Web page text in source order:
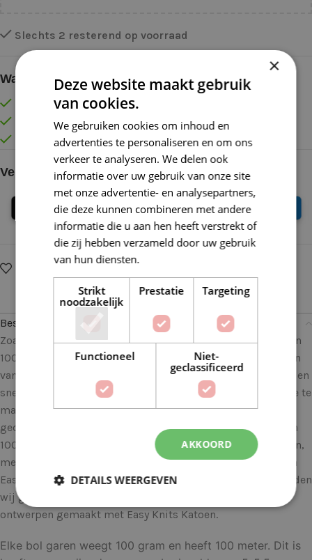
Slechts 2 resterend op voorraad
Waarom kopen bij de Wolkast?
Lage verzendkosten vanaf € 4,99 binnen NL
Gratis verzonden vanaf €55,-
Vóór 16:30 besteld = Zelfde (werk)dag verzonden
Veilig online betalen
Beschrijving
Zoals de naam al verklapt, is Easy Knit Cotton een garen van
100% katoen met een XL-dikte. Het is geschikt voor naalden
van 5-5,5-mm. Dit is perfect om gemakkelijk, comfortabel en
snel jouw kledingstukken voor tussen de seizoenen in mee te
maken. Een garen van de beste kwaliteit, in een dubbel
gedraaide meerlagige structuur, verkrijgbaar in bollen van
100 gram. Brei plezierig verschillende eenvoudige patronen,
met basissteken, met de moderne en jeugdige kleuren van
Easy Knit Cotton. Als je een beginnende breier bent, dan raden
wij graag de zomerse Kits & Fun aan met exclusieve
ontwerpen gemaakt met Easy Knits Katoen.
Elke bol garen weegt 100 gram en heeft 100 meter. Dit is
×
Deze website maakt gebruik
van cookies.
We gebruiken cookies om inhoud en
advertenties te personaliseren en om ons
verkeer te analyseren. We delen ook
informatie over uw gebruik van onze site
met onze advertentie- en analysepartners,
die deze kunnen combineren met andere
informatie die u aan hen heeft verstrekt of
die zij hebben verzameld door uw gebruik
van hun diensten.
Strikt
noodzakelijk
Prestatie Targeting
Functioneel
Niet-
geclassificeerd
AKKOORD
DETAILS WEERGEVEN